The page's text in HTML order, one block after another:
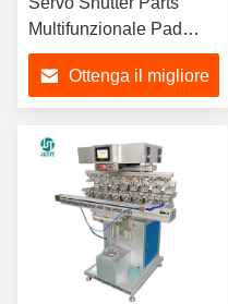
Multifunzionale Pad
Stampa Macchina Per
Sacchetto Di Carta Usb
Satellite Deep Dish
Ottenga il migliore